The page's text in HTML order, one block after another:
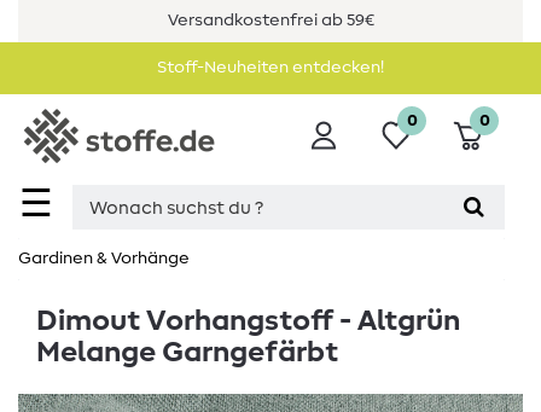
Versandkostenfrei ab 59€
Stoff-Neuheiten entdecken!
☰
0 0
Gardinen & Vorhänge
Dimout Vorhangstoff - Altgrün
Melange Garngefärbt